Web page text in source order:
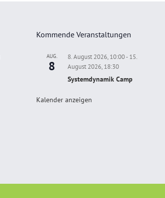
Kommende Veranstaltungen
AUG.
8
8. August 2026, 10:00- 15.
August 2026, 18:30
Systemdynamik Camp
Kalender anzeigen